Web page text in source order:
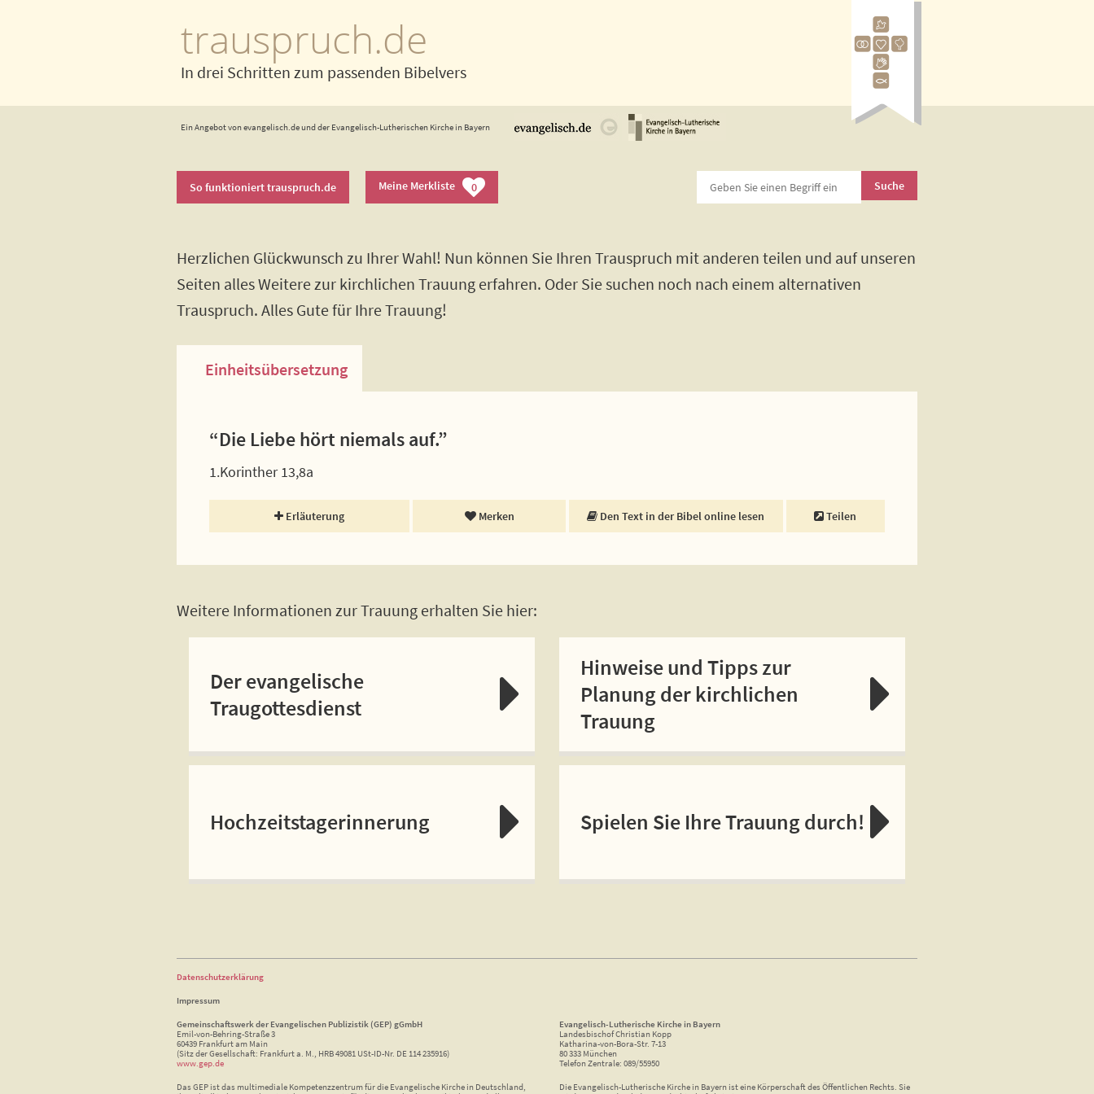
trauspruch.de
In drei Schritten zum passenden Bibelvers
Ein Angebot von evangelisch.de und der Evangelisch-Lutherischen Kirche in Bayern
So funktioniert trauspruch.de Meine Merkliste 0
Herzlichen Glückwunsch zu Ihrer Wahl! Nun können Sie Ihren Trauspruch mit anderen teilen und auf unseren
Seiten alles Weitere zur kirchlichen Trauung erfahren. Oder Sie suchen noch nach einem alternativen
Trauspruch. Alles Gute für Ihre Trauung!
Einheitsübersetzung
“Die Liebe hört niemals auf.”
1.Korinther 13,8a
Erläuterung Merken Den Text in der Bibel online lesen Teilen
Weitere Informationen zur Trauung erhalten Sie hier:
Der evangelische
Traugottesdienst
Hinweise und Tipps zur
Planung der kirchlichen
Trauung
Hochzeitstagerinnerung Spielen Sie Ihre Trauung durch!
Datenschutzerklärung
Impressum
Gemeinschaftswerk der Evangelischen Publizistik (GEP) gGmbH
Emil-von-Behring-Straße 3
60439 Frankfurt am Main
(Sitz der Gesellschaft: Frankfurt a. M., HRB 49081 USt-ID-Nr. DE 114 235916)
www.gep.de
Das GEP ist das multimediale Kompetenzzentrum für die Evangelische Kirche in Deutschland,
Evangelisch-Lutherische Kirche in Bayern
Landesbischof Christian Kopp
Katharina-von-Bora-Str. 7-13
80 333 München
Telefon Zentrale: 089/55950
Die Evangelisch-Lutherische Kirche in Bayern ist eine Körperschaft des Öffentlichen Rechts. Sie